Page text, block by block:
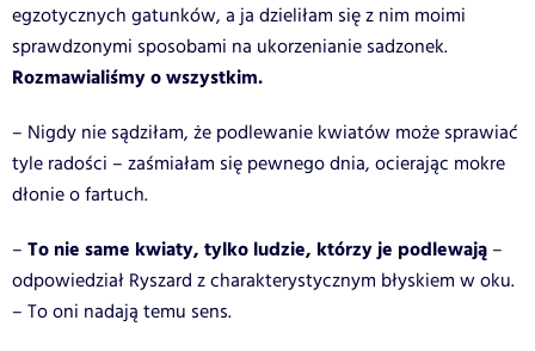
egzotycznych gatunków, a ja dzieliłam się z nim moimi
sprawdzonymi sposobami na ukorzenianie sadzonek.
Rozmawialiśmy o wszystkim.
– Nigdy nie sądziłam, że podlewanie kwiatów może sprawiać
tyle radości – zaśmiałam się pewnego dnia, ocierając mokre
dłonie o fartuch.
– To nie same kwiaty, tylko ludzie, którzy je podlewają –
odpowiedział Ryszard z charakterystycznym błyskiem w oku.
– To oni nadają temu sens.